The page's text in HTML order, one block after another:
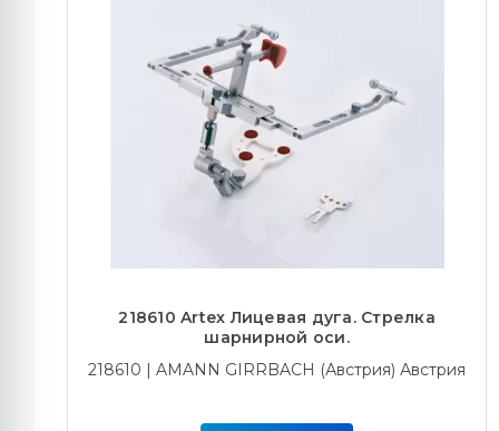
218610 Artex Лицевая дуга. Стрелка
шарнирной оси.
218610 | AMANN GIRRBACH (Австрия) Австрия